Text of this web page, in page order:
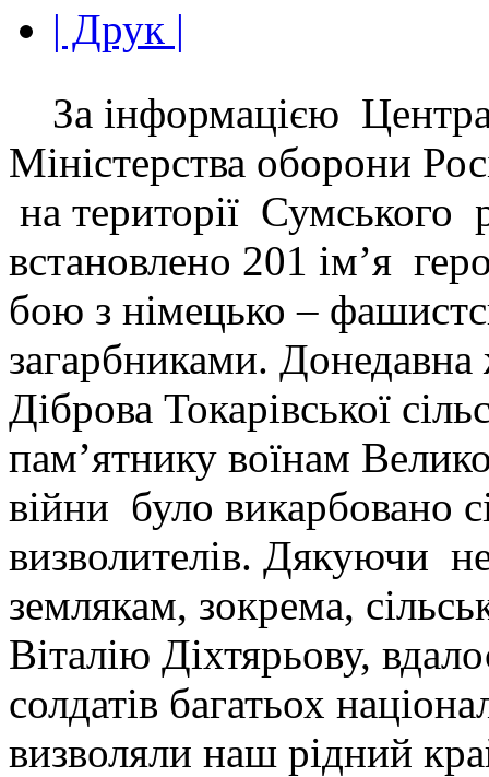
| Друк |
За інформацією
Міністерства оборони
на території Сумського
встановлено 201 ім’я
бою з німецько –
загарбниками.
Діброва Токарівської
пам’ятнику воїнам
війни було викарбовано
визволителів. Дякуючи
землякам, зокрема,
Віталію Діхтярьову,
солдатів багатьох
визволяли наш рідний